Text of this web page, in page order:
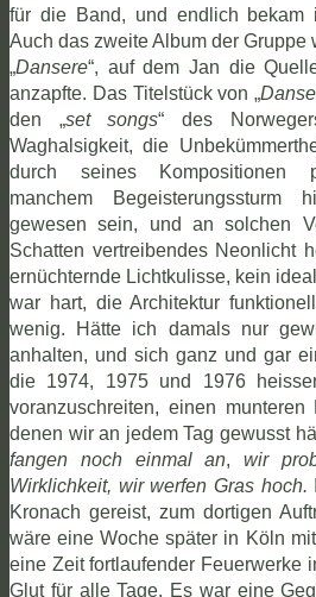
für die Band, und endlich bekam
Auch das zweite Album der Gruppe
„Dansere“, auf dem Jan die
anzapfte. Das Titelstück von „
den „set songs“ des
Waghalsigkeit, die
durch seines
manchem
gewesen sein, und an solchen
Schatten vertreibendes Neonlicht
ernüchternde Lichtkulisse, kein
war hart, die Architektur
wenig. Hätte ich damals nur
anhalten, und sich ganz und gar
die 1974, 1975 und 1976
voranzuschreiten, einen
denen wir an jedem Tag gewusst
fangen noch einmal an, wir
Wirklichkeit, wir werfen Gras hoch.
Kronach gereist, zum dortigen
wäre eine Woche später in Köln
eine Zeit fortlaufender Feuerwerke
Glut für alle Tage. Es war eine